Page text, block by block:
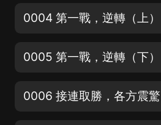
0004 第一戰，逆轉（上）
0005 第一戰，逆轉（下）
0006 接連取勝，各方震驚